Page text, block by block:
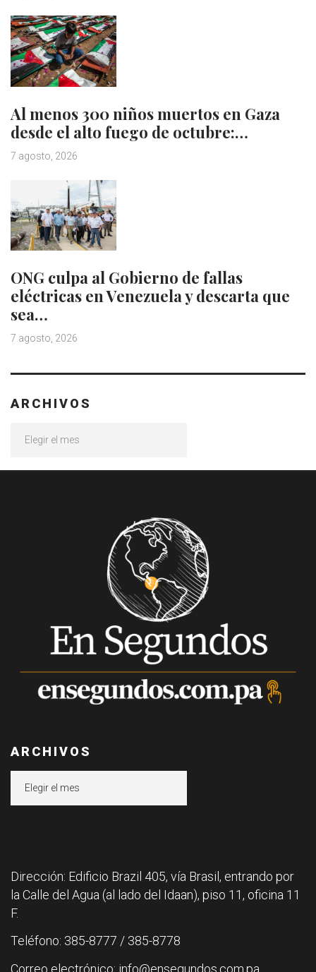
Al menos 300 niños muertos en Gaza
desde el alto fuego de octubre:…
7 agosto, 2026
ONG culpa al Gobierno de fallas
eléctricas en Venezuela y descarta que
sea…
7 agosto, 2026
ARCHIVOS
ARCHIVOS
Dirección: Edificio Brazil 405, vía Brasil, entrando por
la Calle del Agua (al lado del Idaan), piso 11, oficina 11
F.
Teléfono: 385-8777 / 385-8778
Correo electrónico: info@ensegundos.com.pa